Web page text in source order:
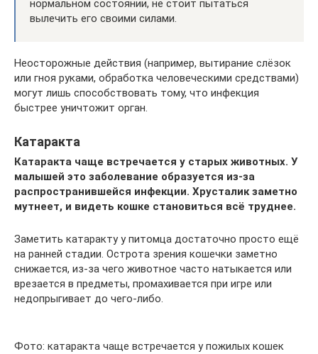
нормальном состоянии, не стоит пытаться
вылечить его своими силами.
Неосторожные действия (например, вытирание слёзок
или гноя руками, обработка человеческими средствами)
могут лишь способствовать тому, что инфекция
быстрее уничтожит орган.
Катаракта
Катаракта чаще встречается у старых животных. У
малышей это заболевание образуется из-за
распространившейся инфекции. Хрусталик заметно
мутнеет, и видеть кошке становиться всё труднее.
Заметить катаракту у питомца достаточно просто ещё
на ранней стадии. Острота зрения кошечки заметно
снижается, из-за чего животное часто натыкается или
врезается в предметы, промахивается при игре или
недопрыгивает до чего-либо.
Фото: катаракта чаще встречается у пожилых кошек